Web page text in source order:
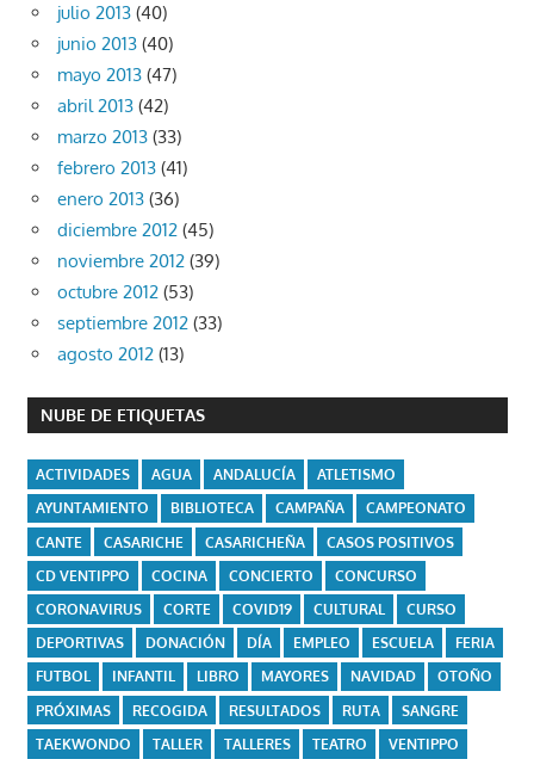
julio 2013 (40)
junio 2013 (40)
mayo 2013 (47)
abril 2013 (42)
marzo 2013 (33)
febrero 2013 (41)
enero 2013 (36)
diciembre 2012 (45)
noviembre 2012 (39)
octubre 2012 (53)
septiembre 2012 (33)
agosto 2012 (13)
NUBE DE ETIQUETAS
ACTIVIDADES AGUA ANDALUCÍA
ATLETISMO
AYUNTAMIENTO
BIBLIOTECA CAMPAÑA
CAMPEONATO
CANTE
CASARICHE CASARICHEÑA
CASOS POSITIVOS
CD VENTIPPO
COCINA CONCIERTO
CONCURSO
CORONAVIRUS
CORTE COVID19 CULTURAL
CURSO
DEPORTIVAS
DONACIÓN DÍA EMPLEO ESCUELA
FERIA
FUTBOL
INFANTIL LIBRO MAYORES NAVIDAD
OTOÑO
PRÓXIMAS
RECOGIDA RESULTADOS RUTA
SANGRE
TAEKWONDO
TALLER TALLERES TEATRO
VENTIPPO